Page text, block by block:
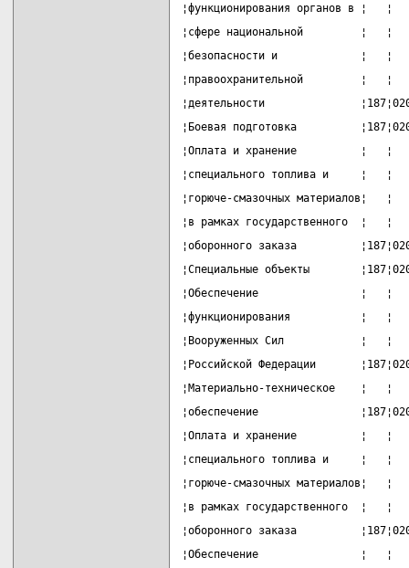
¦функционирования органов
¦сфере национальной
¦безопасности и             ¦
¦правоохранительной
¦деятельности
¦Боевая подготовка
¦Оплата и хранение
¦специального топлива и
¦горюче-смазочных
¦в рамках
¦оборонного заказа
¦Специальные объекты
¦Обеспечение                ¦
¦функционирования
¦Вооруженных Сил            ¦
¦Российской Федерации
¦Материально-техническое
¦обеспечение
¦Оплата и хранение
¦специального топлива и
¦горюче-смазочных
¦в рамках
¦оборонного заказа
¦Обеспечение                ¦